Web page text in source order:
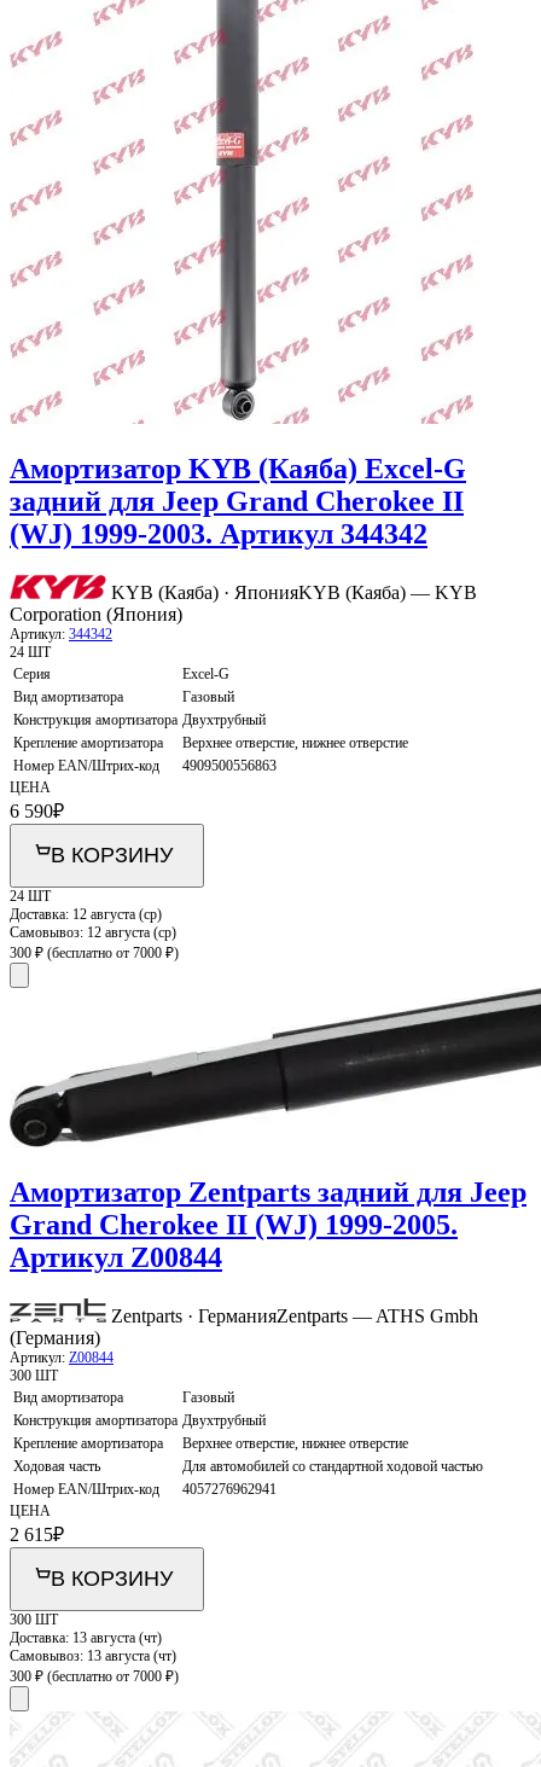
Амортизатор KYB (Каяба) Excel-G
задний для Jeep Grand Cherokee II
(WJ) 1999-2003. Артикул 344342
KYB (Каяба) · ЯпонияKYB (Каяба) — KYB
Corporation (Япония)
Артикул: 344342
24 ШТ
Серия
Excel-G
Вид амортизатора
Газовый
Конструкция амортизатора Двухтрубный
Крепление амортизатора
Верхнее отверстие, нижнее отверстие
Номер EAN/Штрих-код
4909500556863
ЦЕНА
6 590₽
В КОРЗИНУ
24 ШТ
Доставка: 12 августа (ср)
Самовывоз: 12 августа (ср)
300 ₽ (бесплатно от 7000 ₽)
Амортизатор Zentparts задний для Jeep
Grand Cherokee II (WJ) 1999-2005.
Артикул Z00844
Zentparts · ГерманияZentparts — ATHS Gmbh
(Германия)
Артикул: Z00844
300 ШТ
Вид амортизатора
Газовый
Конструкция амортизатора Двухтрубный
Крепление амортизатора
Верхнее отверстие, нижнее отверстие
Ходовая часть
Для автомобилей со стандартной ходовой частью
Номер EAN/Штрих-код
4057276962941
ЦЕНА
2 615₽
В КОРЗИНУ
300 ШТ
Доставка: 13 августа (чт)
Самовывоз: 13 августа (чт)
300 ₽ (бесплатно от 7000 ₽)